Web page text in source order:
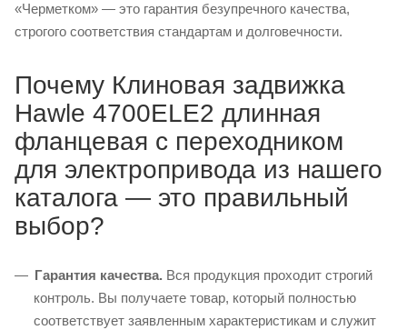
«Черметком» — это гарантия безупречного качества,
строгого соответствия стандартам и долговечности.
Почему Клиновая задвижка
Hawle 4700ELE2 длинная
фланцевая с переходником
для электропривода из нашего
каталога — это правильный
выбор?
Гарантия качества. Вся продукция проходит строгий
контроль. Вы получаете товар, который полностью
соответствует заявленным характеристикам и служит